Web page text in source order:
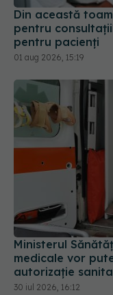
Din această
pentru
pentru pacienți
01 aug 2026, 15:19
Ministerul
medicale vor
autorizație
30 iul 2026, 16:12